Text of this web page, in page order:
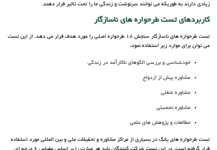
زیادی دارند به طوریکه می توانند سرنوشت و زندگی ما را تحت تاثیر قرار دهند.
کاربردهای تست طرحواره های ناسازگار
تست طرحواره های ناسازگار سنجش 18 طرحواره اصلی را مورد هدف قرار می دهد. از این تست
می توان برای موارد زیر استفاده نمود:
خودشناسی و بررسی الگوهای ناکارآمد در زندگی
مشاوره پیش از ازدواج
مشاوره شغلی
مشاوره تحصیلی
مطالعات و پژوهش های علمی
تست طرحواره های یانگ در بسیاری از مراکز مشاوره و تحقیقات ملی و بین المللی مورد استفاده